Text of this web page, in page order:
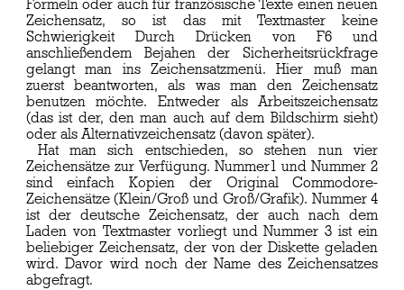
Formeln oder auch für französische Texte einen neuen
Zeichensatz, so ist das mit Textmaster keine
Schwierigkeit Durch Drücken von F6 und
anschließendem Bejahen der Sicherheitsrückfrage
gelangt man ins Zeichensatzmenü. Hier muß man
zuerst beantworten, als was man den Zeichensatz
benutzen möchte. Entweder als Arbeitszeichensatz
(das ist der, den man auch auf dem Bildschirm sieht)
oder als Alternativzeichensatz (davon später).
Hat man sich entschieden, so stehen nun vier
Zeichensätze zur Verfügung. Nummer1 und Nummer 2
sind einfach Kopien der Original Commodore-
Zeichensätze (Klein/Groß und Groß/Grafik). Nummer 4
ist der deutsche Zeichensatz, der auch nach dem
Laden von Textmaster vorliegt und Nummer 3 ist ein
beliebiger Zeichensatz, der von der Diskette geladen
wird. Davor wird noch der Name des Zeichensatzes
abgefragt.